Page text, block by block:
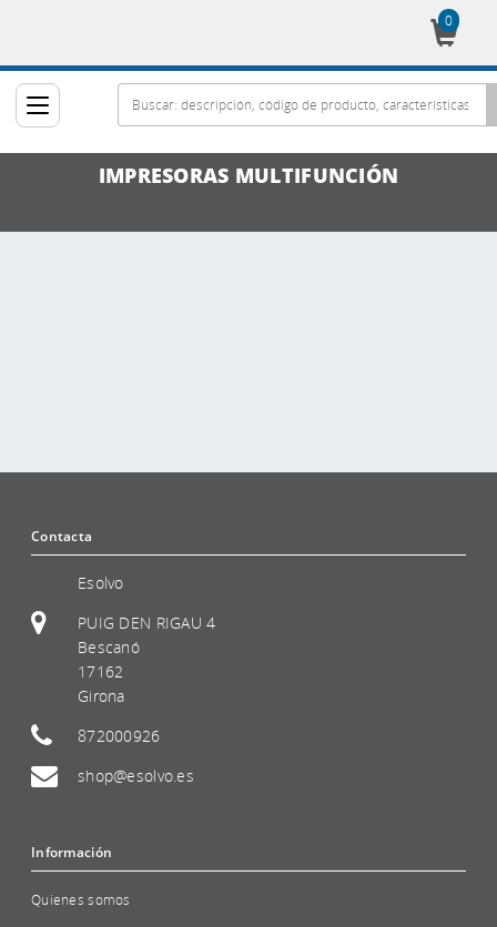
0
IMPRESORAS MULTIFUNCIÓN
Contacta
Esolvo
PUIG DEN RIGAU 4
Bescanó
17162
Girona
872000926
shop@esolvo.es
Información
Quienes somos